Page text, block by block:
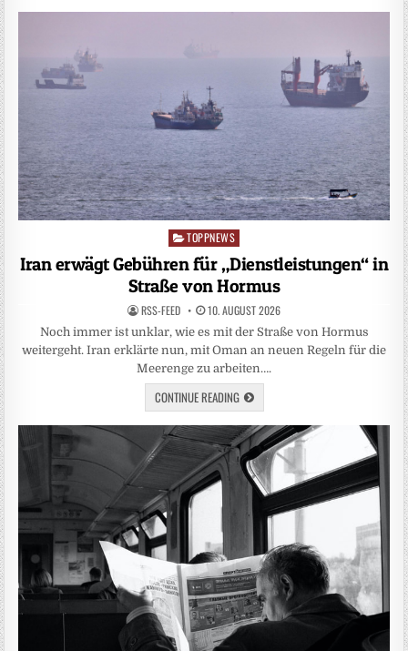
Posted
TOPPNEWS
Iran erwägt Gebühren für „Dienstleistungen“ in
Straße von Hormus
RSS-FEED 10. AUGUST 2026
Noch immer ist unklar, wie es mit der Straße von Hormus
weitergeht. Iran erklärte nun, mit Oman an neuen Regeln für die
Meerenge zu arbeiten….
CONTINUE READING